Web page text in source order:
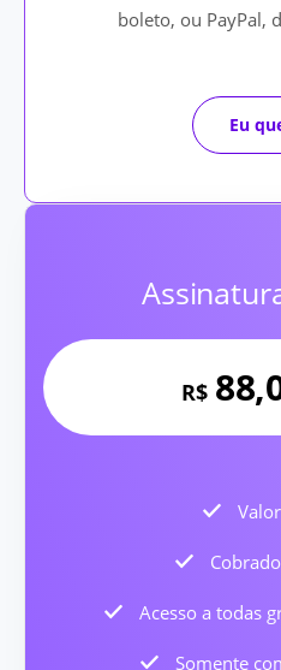
boleto, ou PayPal,
Eu
R$
Acesso a todas
Somente